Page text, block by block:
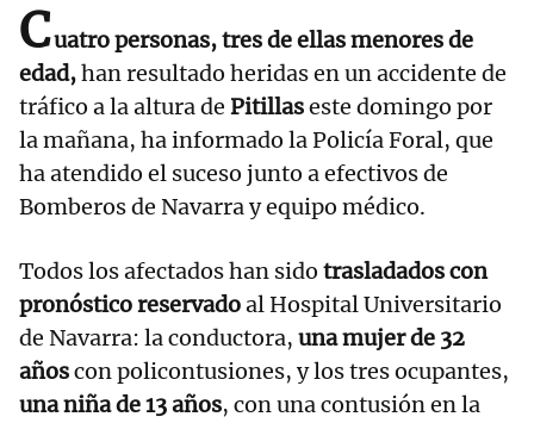
Cuatro personas, tres de ellas menores de
edad,han resultado heridas en un accidente de
tráfico a la altura de Pitillaseste domingo por
la mañana, ha informado la Policía Foral, que
ha atendido el suceso junto a efectivos de
Bomberos de Navarra y equipo médico.
Todos los afectados han sido trasladados con
pronóstico reservadoal Hospital Universitario
de Navarra: la conductora, una mujer de 32
añoscon policontusiones, y los tres ocupantes,
una niña de 13 años, con una contusión en la